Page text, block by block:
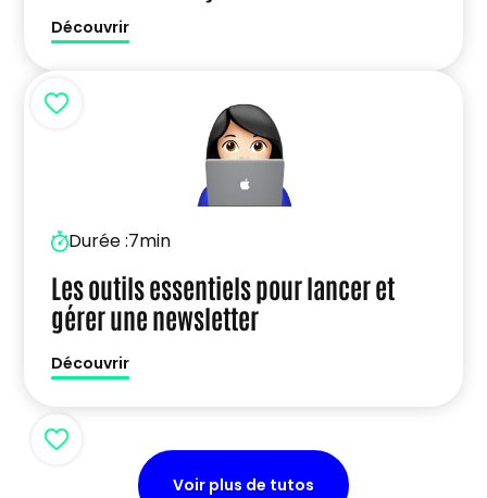
Découvrir
Durée :7min
Les outils essentiels pour lancer et
gérer une newsletter
Découvrir
Voir plus de tutos